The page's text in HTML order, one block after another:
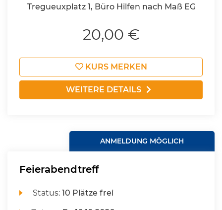
Tregueuxplatz 1, Büro Hilfen nach Maß EG
20,00 €
KURS MERKEN
WEITERE DETAILS
ANMELDUNG MÖGLICH
Feierabendtreff
Status:10 Plätze frei